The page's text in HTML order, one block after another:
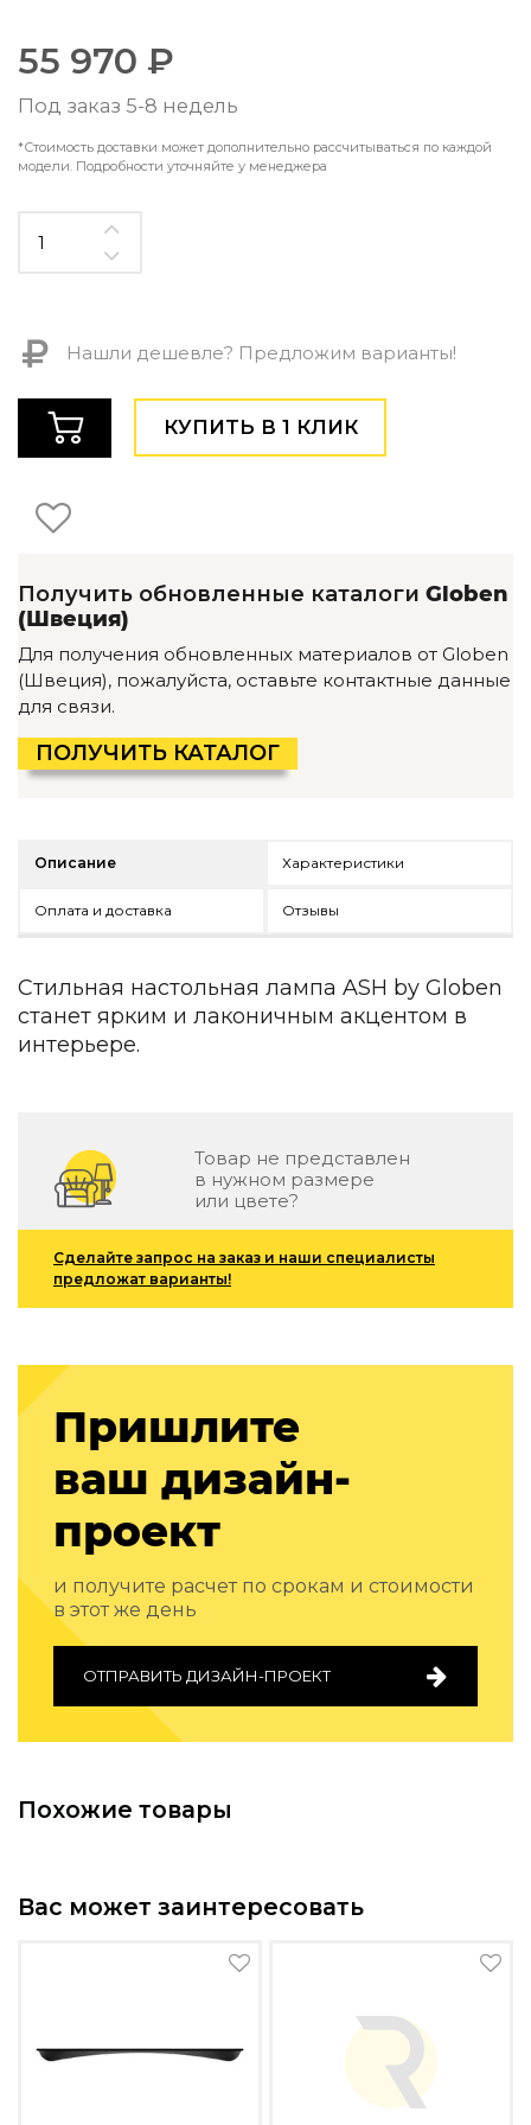
Мебель
Стулья
Кровати и матрасы
Мебель по назначению
Производство мебели на заказ Romatti
Корпусная мебель на заказ
Офисная мебель
Фитнес и wellness-оборудование
Коллекции
ROOM — Modern
INTERRA — Soft Modern
ARTOPIA — Mid-Century
DAYZ — Ethno
Все коллекции мебели
Декор
По типу
Зеркала
Вентиляторы
Ковры
Сантехника и инженерия
Отделка и ремонт
Акустические панели
Стеновые декоративные панели
для террас
Террасные и фасадные системы
Биоклиматические перголы
Камень
Изделия из натурального мрамора и камня
Светящийся камень
Подбор, производство и комплектация по вашему
Реализованные проекты
55 970 ₽
Под заказ 5-8 недель
*Стоимость доставки может дополнительно рассчитываться по каждой
модели. Подробности уточняйте у менеджера
Нашли дешевле? Предложим варианты!
КУПИТЬ В 1 КЛИК
Получить обновленные каталоги Globen
(Швеция)
Для получения обновленных материалов от Globen
(Швеция), пожалуйста, оставьте контактные данные
для связи.
ПОЛУЧИТЬ КАТАЛОГ
Описание Характеристики
Оплата и доставка Отзывы
Стильная настольная лампа ASH by Globen
станет ярким и лаконичным акцентом в
интерьере.
Товар не представлен
в нужном размере
или цвете?
Сделайте запрос на заказ и наши специалисты
предложат варианты!
Пришлите
ваш дизайн-
проект
и получите расчет по срокам и стоимости
в этот же день
ОТПРАВИТЬ ДИЗАЙН-ПРОЕКТ
Похожие товары
Вас может заинтересовать